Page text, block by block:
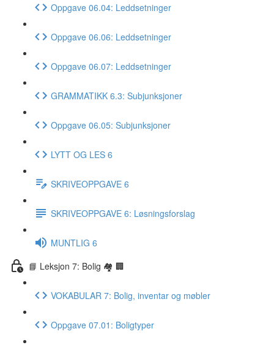
Oppgave 06.04: Leddsetninger
Oppgave 06.06: Leddsetninger
Oppgave 06.07: Leddsetninger
GRAMMATIKK 6.3: Subjunksjoner
Oppgave 06.05: Subjunksjoner
LYTT OG LES 6
SKRIVEOPPGAVE 6
SKRIVEOPPGAVE 6: Løsningsforslag
MUNTLIG 6
📘 Leksjon 7: Bolig 🏘 🏢
VOKABULAR 7: Bolig, inventar og møbler
Oppgave 07.01: Boligtyper